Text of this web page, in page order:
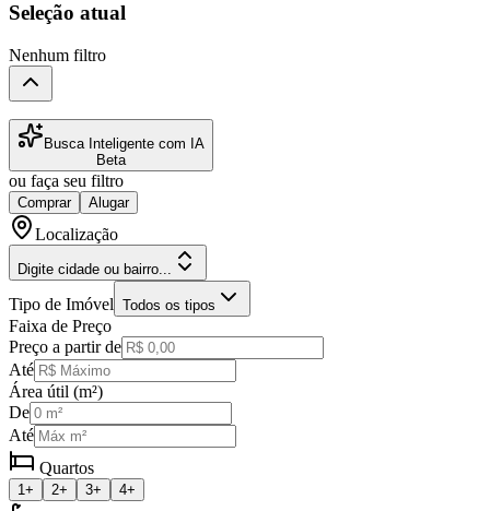
Seleção atual
Nenhum filtro
Busca Inteligente com IA
Beta
ou faça seu filtro
Comprar Alugar
Localização
Digite cidade ou bairro...
Tipo de Imóvel Todos os tipos
Faixa de Preço
Preço a partir de
Até
Área útil (m²)
De
Até
Quartos
1+ 2+ 3+ 4+